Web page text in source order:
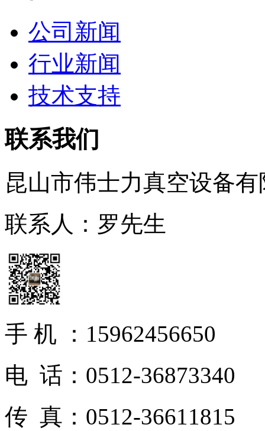
公司新闻
行业新闻
技术支持
联系我们
昆山市伟士力真空设备
联系人：罗先生
手 机 ：15962456650
电 话：0512-36873340
传 真：0512-36611815